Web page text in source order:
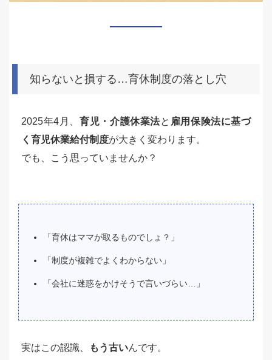
知らないと損する…育休制度の落とし穴
2025年4月、育児・介護休業法と 雇用保険法に基づ
く育児休業給付制度が大きく変わります。
でも、こう思っていませんか？
「育休はママが取るものでしょ？」
「制度が複雑でよくわからない」
「会社に迷惑をかけそうで言いづらい…」
実はこの認識、 もう古いんです。